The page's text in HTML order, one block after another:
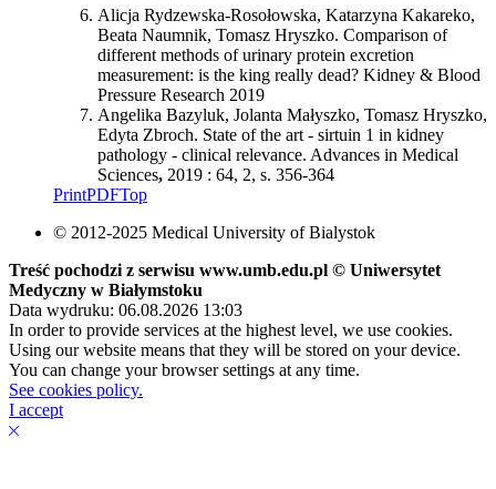
Alicja Rydzewska-Rosołowska, Katarzyna Kakareko,
Beata Naumnik, Tomasz Hryszko. Comparison of
different methods of urinary protein excretion
measurement: is the king really dead? Kidney & Blood
Pressure Research 2019
Angelika Bazyluk, Jolanta Małyszko, Tomasz Hryszko,
Edyta Zbroch. State of the art - sirtuin 1 in kidney
pathology - clinical relevance. Advances in Medical
Sciences, 2019 : 64, 2, s. 356-364
PrintPDFTop
© 2012-2025 Medical University of Bialystok
Treść pochodzi z serwisu www.umb.edu.pl © Uniwersytet
Medyczny w Białymstoku
Data wydruku: 06.08.2026 13:03
In order to provide services at the highest level, we use cookies.
Using our website means that they will be stored on your device.
You can change your browser settings at any time.
See cookies policy.
I accept